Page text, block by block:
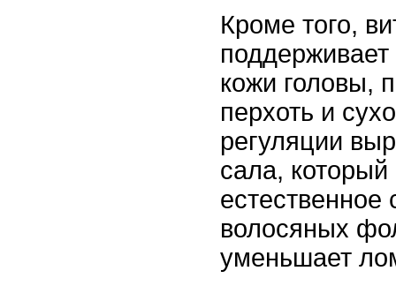
Кроме того,
кожи головы,
перхоть и
регуляции
сала, который
волосяных
уменьшает